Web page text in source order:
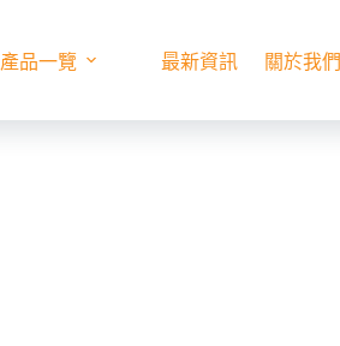
產品一覽 最新資訊 關於我們